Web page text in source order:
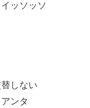
ッソッソ
しない
ンタ